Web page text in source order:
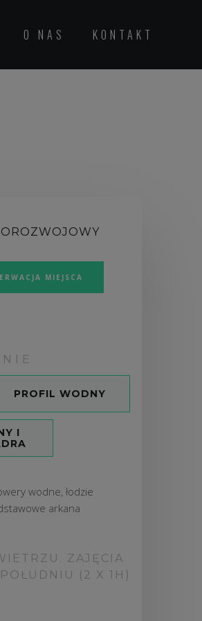
O NAS KONTAKT
MIEJSCA
PROFIL WODNY
I
wodne, łodzie
arkana
ZAJĘCIA
(2 X 1H)